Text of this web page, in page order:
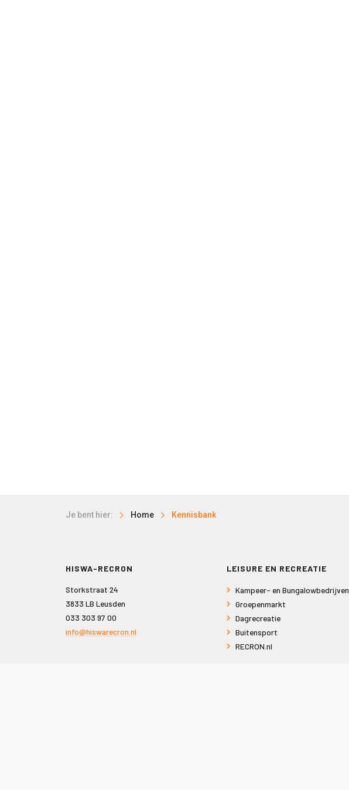
Je bent hier: Home Kennisbank
HISWA-RECRON
Storkstraat 24
3833 LB Leusden
033 303 97 00
info@hiswarecron.nl
LEISURE EN RECREATIE
Kampeer- en Bungalowbedrijven
Groepenmarkt
Dagrecreatie
Buitensport
RECRON.nl